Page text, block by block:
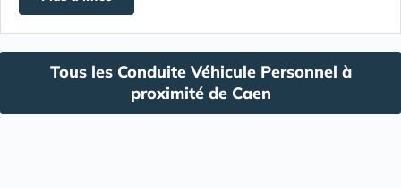
Tous les Conduite Véhicule Personnel à
proximité de Caen